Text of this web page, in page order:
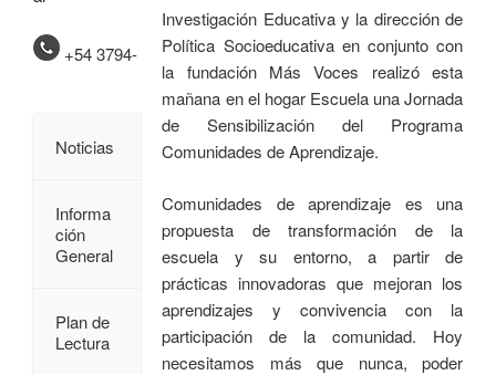
Investigación Educativa y la dirección de
Política Socioeducativa en conjunto con
la fundación Más Voces realizó esta
mañana en el hogar Escuela una Jornada
de Sensibilización del Programa
Comunidades de Aprendizaje.
Comunidades de aprendizaje es una
propuesta de transformación de la
escuela y su entorno, a partir de
prácticas innovadoras que mejoran los
aprendizajes y convivencia con la
participación de la comunidad. Hoy
necesitamos más que nunca, poder
+54 3794-
Noticias
Informa
ción
General
Plan de
Lectura